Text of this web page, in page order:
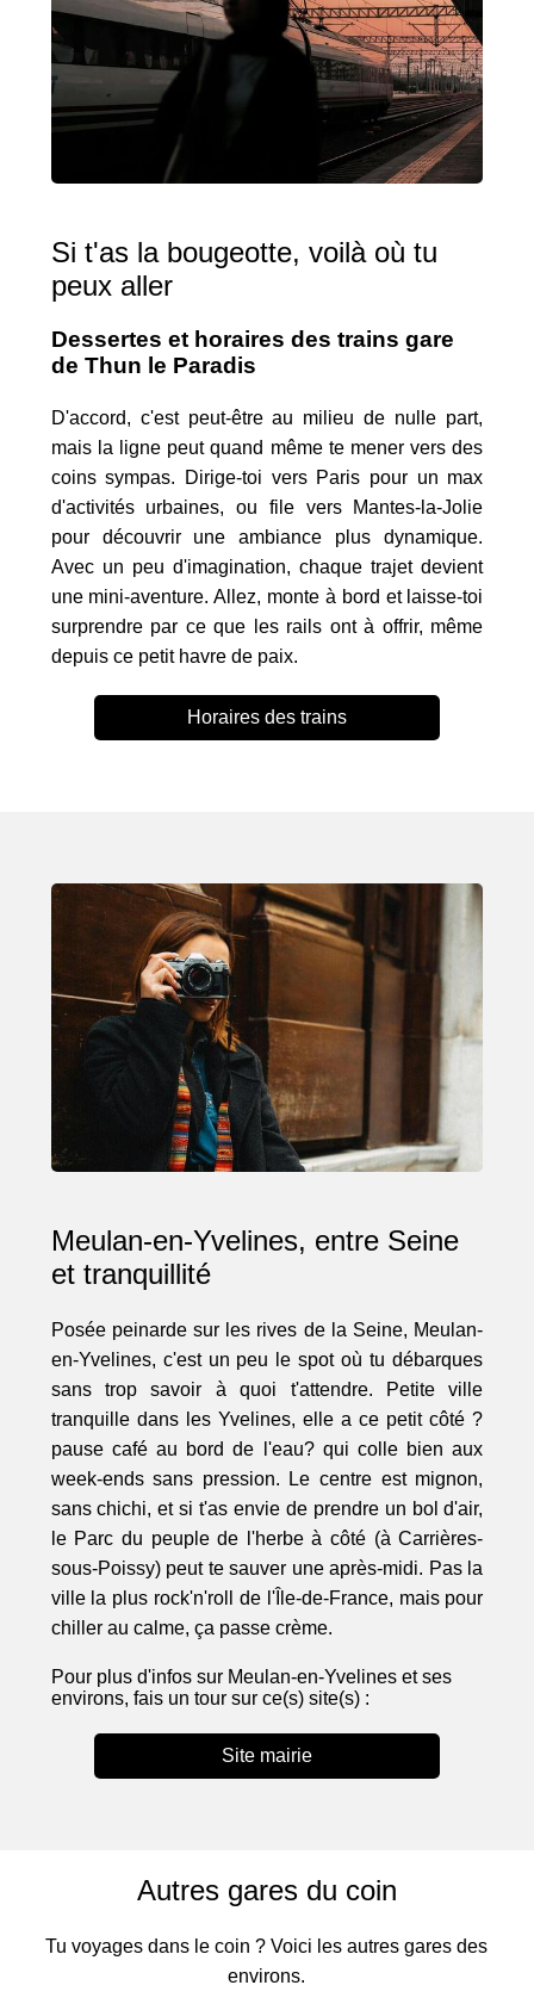
Si t'as la bougeotte, voilà où tu
peux aller
Dessertes et horaires des trains gare
de Thun le Paradis
D'accord, c'est peut-être au milieu de nulle part,
mais la ligne peut quand même te mener vers des
coins sympas. Dirige-toi vers Paris pour un max
d'activités urbaines, ou file vers Mantes-la-Jolie
pour découvrir une ambiance plus dynamique.
Avec un peu d'imagination, chaque trajet devient
une mini-aventure. Allez, monte à bord et laisse-toi
surprendre par ce que les rails ont à offrir, même
depuis ce petit havre de paix.
Horaires des trains
Meulan-en-Yvelines, entre Seine
et tranquillité
Posée peinarde sur les rives de la Seine, Meulan-
en-Yvelines, c'est un peu le spot où tu débarques
sans trop savoir à quoi t'attendre. Petite ville
tranquille dans les Yvelines, elle a ce petit côté ?
pause café au bord de l'eau? qui colle bien aux
week-ends sans pression. Le centre est mignon,
sans chichi, et si t'as envie de prendre un bol d'air,
le Parc du peuple de l'herbe à côté (à Carrières-
sous-Poissy) peut te sauver une après-midi. Pas la
ville la plus rock'n'roll de l'Île-de-France, mais pour
chiller au calme, ça passe crème.
Pour plus d'infos sur Meulan-en-Yvelines et ses
environs, fais un tour sur ce(s) site(s) :
Site mairie
Autres gares du coin
Tu voyages dans le coin ? Voici les autres gares des
environs.